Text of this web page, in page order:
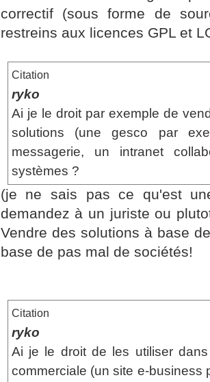
correctif (sous forme de
restreins aux licences GPL et
Citation
ryko
Ai je le droit par exemple de
solutions (une gesco par
messagerie, un intranet
systèmes ?
(je ne sais pas ce qu'est
demandez à un juriste ou
Vendre des solutions à base
base de pas mal de sociétés!
Citation
ryko
Ai je le droit de les utiliser
commerciale (un site e-business